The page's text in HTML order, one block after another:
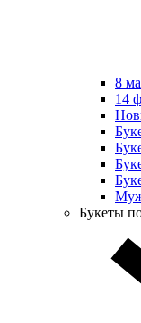
8
14
Букеты